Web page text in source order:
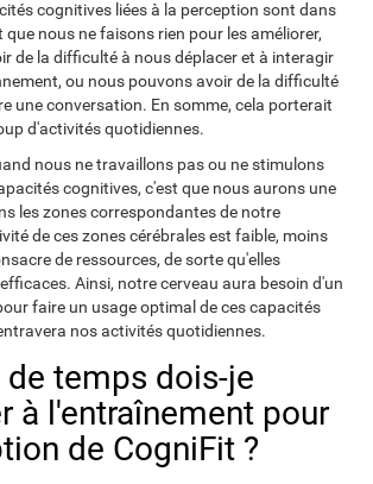
cognitives liées à la perception sont dans
nous ne faisons rien pour les améliorer,
de la difficulté à nous déplacer et à interagir
ou nous pouvons avoir de la difficulté
une conversation. En somme, cela porterait
d'activités quotidiennes.
nous ne travaillons pas ou ne stimulons
cognitives, c'est que nous aurons une
les zones correspondantes de notre
de ces zones cérébrales est faible, moins
de ressources, de sorte qu'elles
Ainsi, notre cerveau aura besoin d'un
faire un usage optimal de ces capacités
nos activités quotidiennes.
temps dois-je
à l'entraînement pour
de CogniFit ?